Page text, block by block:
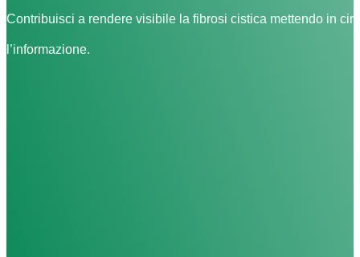
Contribuisci a rendere visibile la fibrosi cistica mettendo in
l’informazione.